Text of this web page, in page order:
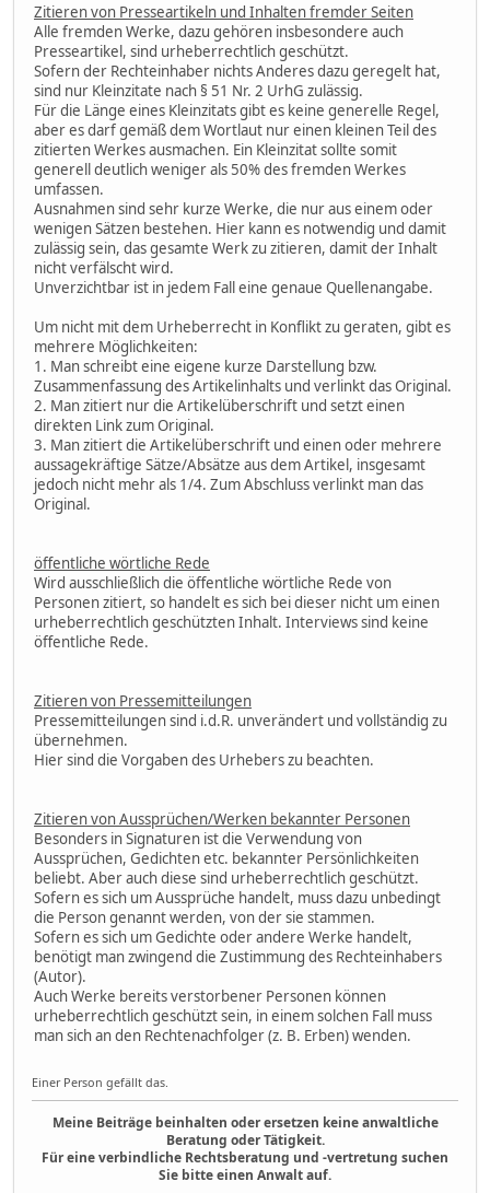
Zitieren von Presseartikeln und Inhalten fremder Seiten
Alle fremden Werke, dazu gehören insbesondere auch
Presseartikel, sind urheberrechtlich geschützt.
Sofern der Rechteinhaber nichts Anderes dazu geregelt hat,
sind nur Kleinzitate nach § 51 Nr. 2 UrhG zulässig.
Für die Länge eines Kleinzitats gibt es keine generelle Regel,
aber es darf gemäß dem Wortlaut nur einen kleinen Teil des
zitierten Werkes ausmachen. Ein Kleinzitat sollte somit
generell deutlich weniger als 50% des fremden Werkes
umfassen.
Ausnahmen sind sehr kurze Werke, die nur aus einem oder
wenigen Sätzen bestehen. Hier kann es notwendig und damit
zulässig sein, das gesamte Werk zu zitieren, damit der Inhalt
nicht verfälscht wird.
Unverzichtbar ist in jedem Fall eine genaue Quellenangabe.
Um nicht mit dem Urheberrecht in Konflikt zu geraten, gibt es
mehrere Möglichkeiten:
1. Man schreibt eine eigene kurze Darstellung bzw.
Zusammenfassung des Artikelinhalts und verlinkt das Original.
2. Man zitiert nur die Artikelüberschrift und setzt einen
direkten Link zum Original.
3. Man zitiert die Artikelüberschrift und einen oder mehrere
aussagekräftige Sätze/Absätze aus dem Artikel, insgesamt
jedoch nicht mehr als 1/4. Zum Abschluss verlinkt man das
Original.
öffentliche wörtliche Rede
Wird ausschließlich die öffentliche wörtliche Rede von
Personen zitiert, so handelt es sich bei dieser nicht um einen
urheberrechtlich geschützten Inhalt. Interviews sind keine
öffentliche Rede.
Zitieren von Pressemitteilungen
Pressemitteilungen sind i.d.R. unverändert und vollständig zu
übernehmen.
Hier sind die Vorgaben des Urhebers zu beachten.
Zitieren von Aussprüchen/Werken bekannter Personen
Besonders in Signaturen ist die Verwendung von
Aussprüchen, Gedichten etc. bekannter Persönlichkeiten
beliebt. Aber auch diese sind urheberrechtlich geschützt.
Sofern es sich um Aussprüche handelt, muss dazu unbedingt
die Person genannt werden, von der sie stammen.
Sofern es sich um Gedichte oder andere Werke handelt,
benötigt man zwingend die Zustimmung des Rechteinhabers
(Autor).
Auch Werke bereits verstorbener Personen können
urheberrechtlich geschützt sein, in einem solchen Fall muss
man sich an den Rechtenachfolger (z. B. Erben) wenden.
Einer Person gefällt das.
Meine Beiträge beinhalten oder ersetzen keine anwaltliche
Beratung oder Tätigkeit.
Für eine verbindliche Rechtsberatung und -vertretung suchen
Sie bitte einen Anwalt auf.